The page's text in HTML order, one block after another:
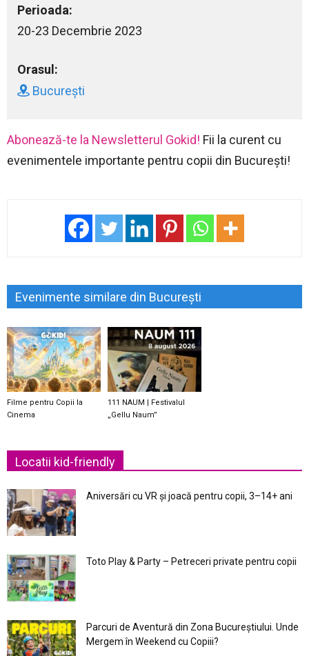
Perioada:
20-23 Decembrie 2023
Orasul:
București
Abonează-te la Newsletterul Gokid! Fii la curent cu
evenimentele importante pentru copii din București!
Evenimente similare din București
Filme pentru Copii la
Cinema
111 NAUM | Festivalul
„Gellu Naum”
Locatii kid-friendly
Aniversări cu VR și joacă pentru copii, 3–14+ ani
Toto Play & Party – Petreceri private pentru copii
Parcuri de Aventură din Zona Bucureştiului. Unde
Mergem în Weekend cu Copiii?